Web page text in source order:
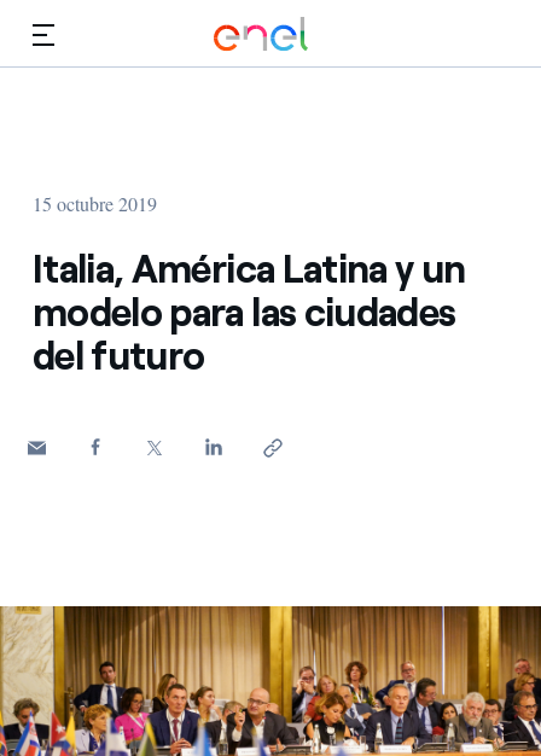
15 octubre 2019
Italia, América Latina y un
modelo para las ciudades
del futuro